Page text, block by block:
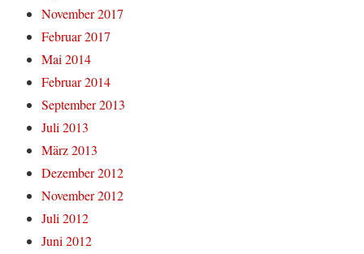
November 2017
Februar 2017
Mai 2014
Februar 2014
September 2013
Juli 2013
März 2013
Dezember 2012
November 2012
Juli 2012
Juni 2012